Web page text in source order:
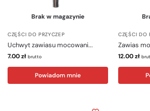
Brak w magazynie
CZĘŚCI DO PRZYCZEP
Uchwyt zawiasu mocowani...
7.00zł brutto
Powiadom mnie
CZĘŚCI DO
Zawias
12.00zł